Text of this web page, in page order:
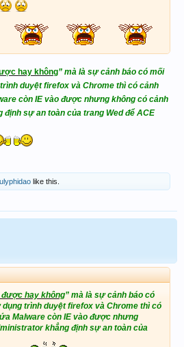
hay không” mà là sự cảnh báo có mối
duyệt firefox và Chrome thì có cảnh
còn IE vào được nhưng không có cảnh
định sự an toàn của trang Wed để ACE
like this.
được hay không” mà là sự cảnh báo có
trình duyệt firefox và Chrome thì có
Malware còn IE vào được nhưng
khẳng định sự an toàn của